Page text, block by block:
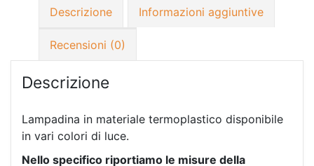
Descrizione
Informazioni aggiuntive
Recensioni (0)
Descrizione
Lampadina in materiale termoplastico disponibile
in vari colori di luce.
Nello specifico riportiamo le misure della